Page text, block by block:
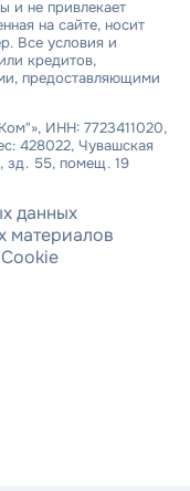
и не привлекает
на сайте, носит
Все условия и
кредитов,
предоставляющими
ИНН: 7723411020,
428022, Чувашская
зд. 55, помещ. 19
данных
материалов